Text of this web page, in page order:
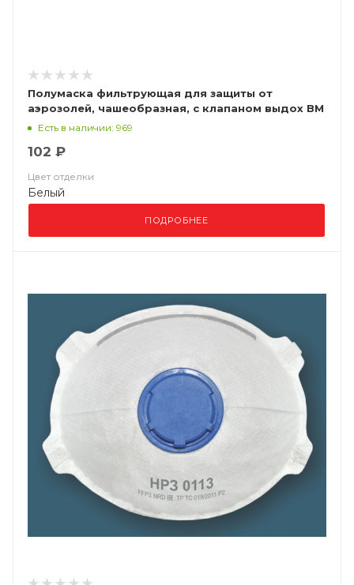
Полумаска фильтрующая для защиты от
аэрозолей, чашеобразная, с клапаном выдох ВМ
8122 FFP2 NR D
Есть в наличии: 969
102 ₽
Цвет отделки
Белый
ПОДРОБНЕЕ